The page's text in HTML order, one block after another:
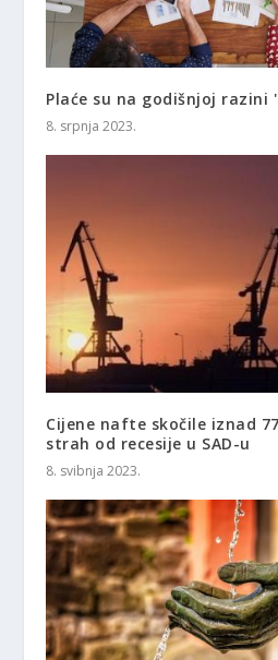
Plaće su na godišnjoj razini
8. srpnja 2023.
Cijene nafte skočile iznad
strah od recesije u SAD-u
8. svibnja 2023.